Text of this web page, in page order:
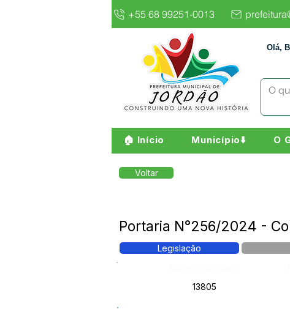
+55 68 99251-0013
Olá,
🏠 Início Município⬇️ O
Voltar
Portaria N°256/2024 -
Legislação
13805